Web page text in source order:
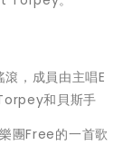
，成員由主唱E
和貝斯手
團Free的一首歌